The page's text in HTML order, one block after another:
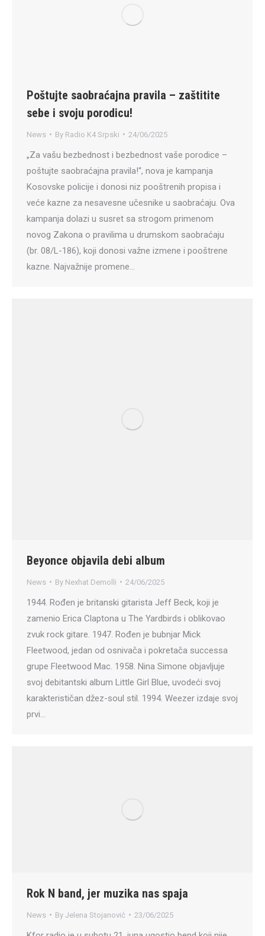
Poštujte saobraćajna pravila – zaštitite
sebe i svoju porodicu!
News By Radio K4 Srpski 24/06/2025
„Za vašu bezbednost i bezbednost vaše porodice –
poštujte saobraćajna pravila!“, nova je kampanja
Kosovske policije i donosi niz pooštrenih propisa i
veće kazne za nesavesne učesnike u saobraćaju. Ova
kampanja dolazi u susret sa strogom primenom
novog Zakona o pravilima u drumskom saobraćaju
(br. 08/L-186), koji donosi važne izmene i pooštrene
kazne. Najvažnije promene…
Beyonce objavila debi album
News By Nexhat Demolli 24/06/2025
1944. Rođen je britanski gitarista Jeff Beck, koji je
zamenio Erica Claptona u The Yardbirds i oblikovao
zvuk rock gitare. 1947. Rođen je bubnjar Mick
Fleetwood, jedan od osnivača i pokretača successa
grupe Fleetwood Mac. 1958. Nina Simone objavljuje
svoj debitantski album Little Girl Blue, uvodeći svoj
karakterističan džez-soul stil. 1994. Weez­er izdaje svoj
prvi…
Rok N band, jer muzika nas spaja
News By Jelena Stojanović 23/06/2025